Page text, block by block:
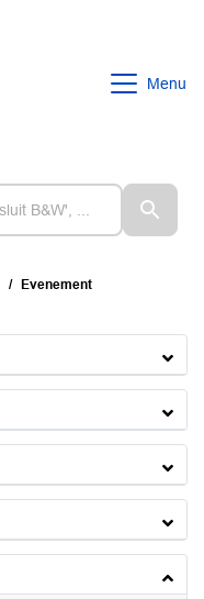
Menu
Evenement